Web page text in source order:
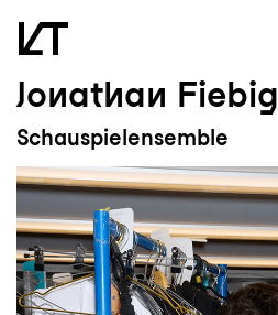
Zum Hauptinhalt springen
Zum Footer springen
Jonathan Fiebig
Schauspielensemble